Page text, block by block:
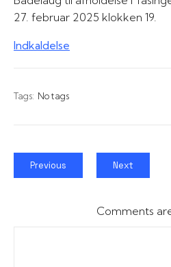
27. februar 2025 klokken 19.
Indkaldelse
Tags: No tags
Previous Next
Comments